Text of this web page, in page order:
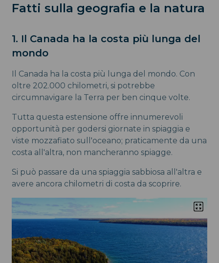
Fatti sulla geografia e la natura
1. Il Canada ha la costa più lunga del
mondo
Il Canada ha la costa più lunga del mondo. Con
oltre 202.000 chilometri, si potrebbe
circumnavigare la Terra per ben cinque volte.
Tutta questa estensione offre innumerevoli
opportunità per godersi giornate in spiaggia e
viste mozzafiato sull'oceano; praticamente da una
costa all'altra, non mancheranno spiagge.
Si può passare da una spiaggia sabbiosa all'altra e
avere ancora chilometri di costa da scoprire.